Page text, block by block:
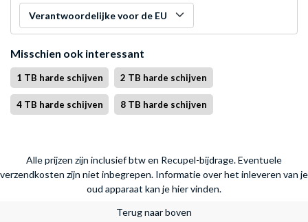
Verantwoordelijke voor de EU
Misschien ook interessant
1 TB harde schijven 2 TB harde schijven
4 TB harde schijven 8 TB harde schijven
Alle prijzen zijn inclusief btw en Recupel-bijdrage. Eventuele
verzendkosten zijn niet inbegrepen. Informatie over het inleveren van je
oud apparaat kan je hier vinden.
Terug naar boven